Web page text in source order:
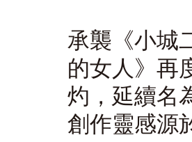
承襲《小城
的女人》再
灼，延續名
創作靈感源